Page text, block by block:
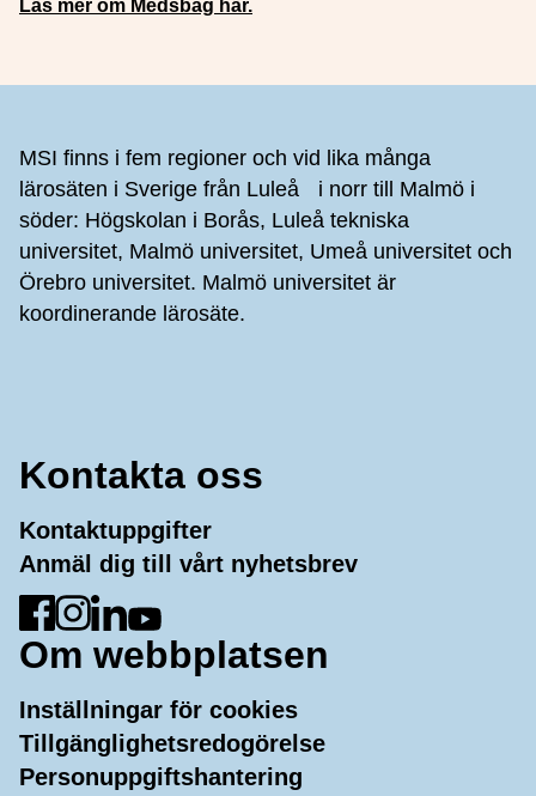
Läs mer om Medsbag här.
MSI finns i fem regioner och vid lika många
lärosäten i Sverige från Luleå i norr till Malmö i
söder: Högskolan i Borås, Luleå tekniska
universitet, Malmö universitet, Umeå universitet och
Örebro universitet. Malmö universitet är
koordinerande lärosäte.
Kontakta oss
Kontaktuppgifter
Anmäl dig till vårt nyhetsbrev
Gå till Facebook
Gå till Instagram
Gå till LinkedIn
Gå till YouTube
Om webbplatsen
Inställningar för cookies
Tillgänglighetsredogörelse
Personuppgiftshantering